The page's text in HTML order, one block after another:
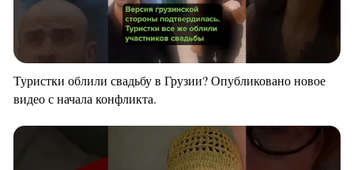
Туристки облили свадьбу в Грузии? Опубликовано новое
видео с начала конфликта.